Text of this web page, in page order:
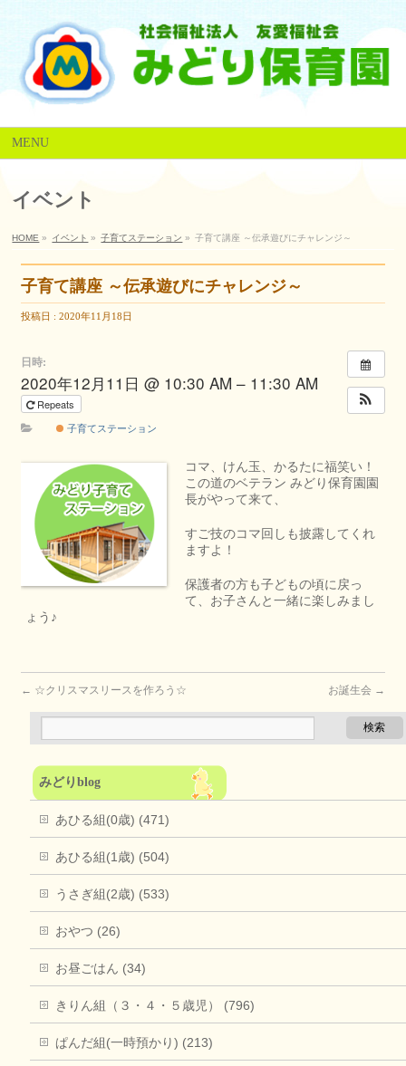
MENU
イベント
HOME » イベント » 子育てステーション » 子育て講座 ～伝承遊びにチャレンジ～
子育て講座 ～伝承遊びにチャレンジ～
投稿日 : 2020年11月18日
日時:
2020年12月11日 @ 10:30 AM – 11:30 AM
Repeats
子育てステーション
コマ、けん玉、かるたに福笑い！
この道のベテラン みどり保育園園
長がやって来て、
すご技のコマ回しも披露してくれ
ますよ！
保護者の方も子どもの頃に戻っ
て、お子さんと一緒に楽しみまし
ょう♪
← ☆クリスマスリースを作ろう☆ お誕生会 →
みどりblog
あひる組(0歳) (471)
あひる組(1歳) (504)
うさぎ組(2歳) (533)
おやつ (26)
お昼ごはん (34)
きりん組（３・４・５歳児） (796)
ぱんだ組(一時預かり) (213)